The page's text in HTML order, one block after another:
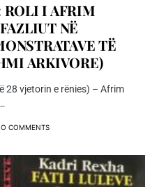
ROLI I AFRIM
NË
TË
ARKIVORE)
28 vjetorin e rënies) – Afrim
COMMENTS